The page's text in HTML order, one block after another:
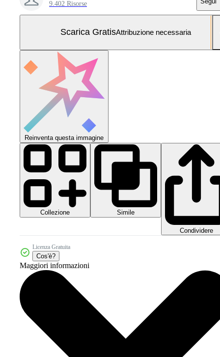
9.402 Risorse
Scarica GratisAttribuzione necessaria
Reinventa questa immagine
Collezione Simile
Condividere
Licenza Gratuita
Cos'è?
Maggiori informazioni